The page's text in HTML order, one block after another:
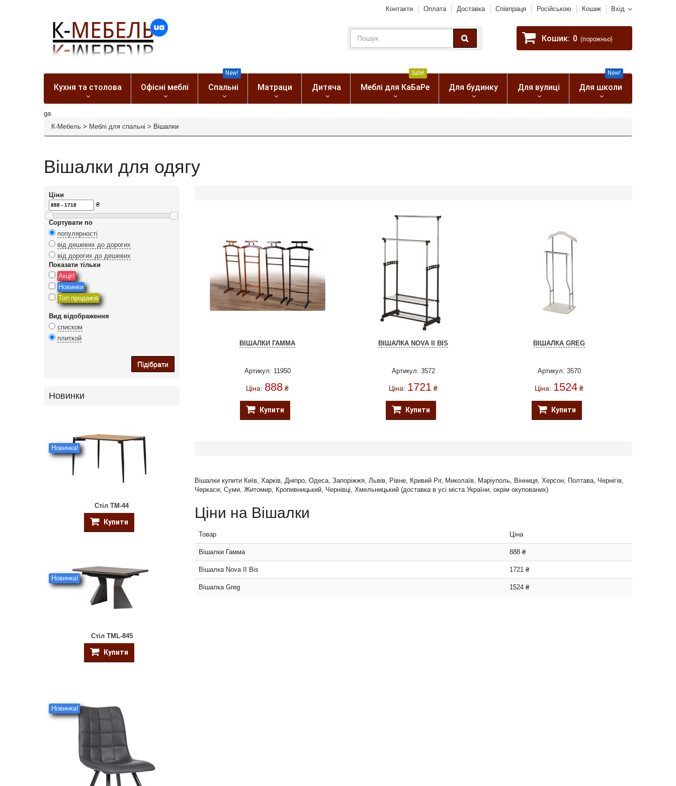
Вхід
Контакти Оплата Доставка Співпраця Російською Кошик
Кошик: 0 (порожньо)
Кухня та столова Офісні меблі Спальні
New!
Матраци Дитяча Меблі для КаБаРе
Sale!
Для будинку Для вулиці Для школи
New!
ga
К-Мебель > Меблі для спальні > Вішалки
Вішалки для одягу
Ціни
₴
Сортувати по
популярності
від дешевих до дорогих
від дорогих до дешевих
Показати тільки
Акції!
Новинки
Топ продажів
Вид відображення
списком
плиткой
Підібрати
Новинки
Новинка!
Стіл ТМ-44
Купити
Новинка!
Стіл TML-845
Купити
Новинка!
ВІШАЛКИ ГАММА
Артикул: 11950
Ціна: 888 ₴
Купити
ВІШАЛКА NOVA II BIS
Артикул: 3572
Ціна: 1721 ₴
Купити
ВІШАЛКА GREG
Артикул: 3570
Ціна: 1524 ₴
Купити
Вішалки купити Київ, Харків, Дніпро, Одеса, Запоріжжя, Львів, Рівне, Кривий Ріг, Миколаїв, Маріуполь, Вінниця, Херсон, Полтава, Чернігів,
Черкаси, Суми, Житомир, Кропивницький, Чернівці, Хмельницький (доставка в усі міста України, окрім окупованих)
Ціни на Вішалки
Товар Ціна
Вішалки Гамма 888 ₴
Вішалка Nova II Bis 1721 ₴
Вішалка Greg 1524 ₴